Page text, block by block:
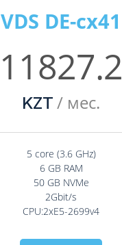
VDS DE-cx41
11827.2
KZT / мес.
5 core (3.6 GHz)
6 GB RAM
50 GB NVMe
2Gbit/s
CPU:2xE5-2699v4